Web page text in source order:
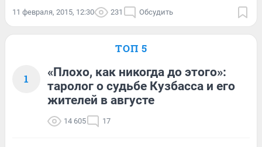
11 февраля, 2015, 12:30 231 Обсудить
ТОП 5
1
«Плохо, как никогда до этого»:
таролог о судьбе Кузбасса и его
жителей в августе
14 605 17